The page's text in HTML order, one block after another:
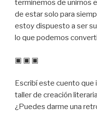
terminemos de unirnos
de estar solo para
estoy dispuesto a ser
lo que podemos
▣ ▣ ▣
Escribí este cuento que
taller de creación
¿Puedes darme una